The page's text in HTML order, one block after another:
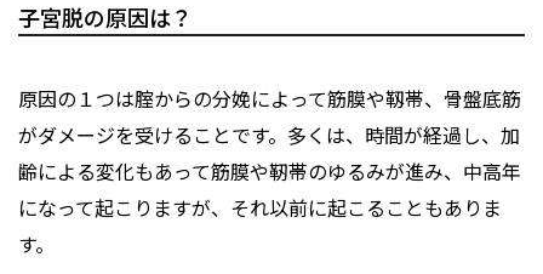
子宮脱の原因は？
原因の１つは腟からの分娩によって筋膜や靱帯、骨盤底筋
がダメージを受けることです。多くは、時間が経過し、加
齢による変化もあって筋膜や靭帯のゆるみが進み、中高年
になって起こりますが、それ以前に起こることもありま
す。